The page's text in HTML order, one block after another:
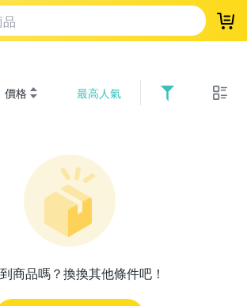
登
價格 最高人氣
商品嗎？換換其他條件吧！